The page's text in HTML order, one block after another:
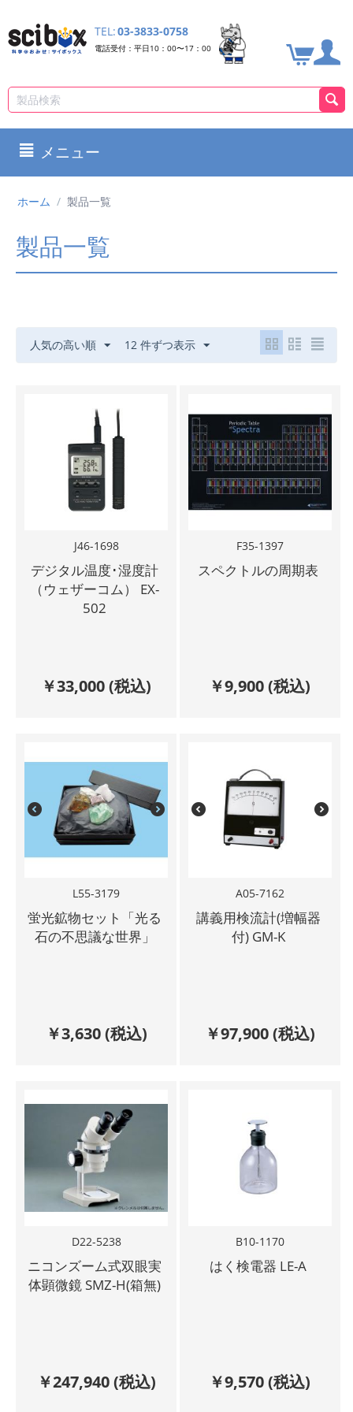
TEL:03-3833-0758
電話受付：平日10：00〜17：00
メニュー
ホーム / 製品一覧
製品一覧
人気の高い順 12 件ずつ表示
J46-1698
デジタル温度･湿度計
（ウェザーコム） EX-
502
￥33,000(税込)
F35-1397
スペクトルの周期表
￥9,900(税込)
L55-3179
蛍光鉱物セット「光る
石の不思議な世界」
￥3,630(税込)
A05-7162
講義用検流計(増幅器
付) GM-K
￥97,900(税込)
D22-5238
ニコンズーム式双眼実
体顕微鏡 SMZ-H(箱無)
￥247,940(税込)
B10-1170
はく検電器 LE-A
￥9,570(税込)